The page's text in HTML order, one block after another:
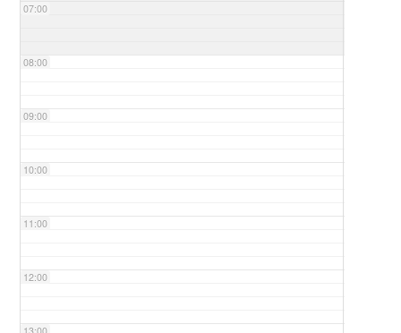
07:00
08:00
09:00
10:00
11:00
12:00